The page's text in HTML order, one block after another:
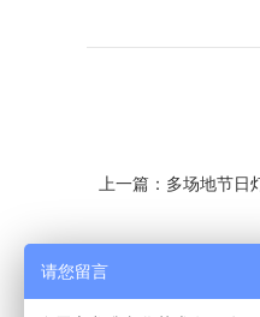
上一篇：多场地节日
请您留言